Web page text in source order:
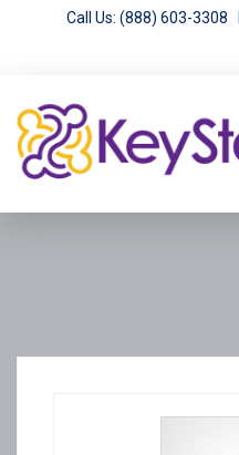
Call Us: (888) 603-3308